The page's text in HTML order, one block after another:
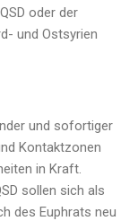
oder der
und Ostsyrien
und sofortiger
Kontaktzonen
in Kraft.
sollen sich als
des Euphrats neu